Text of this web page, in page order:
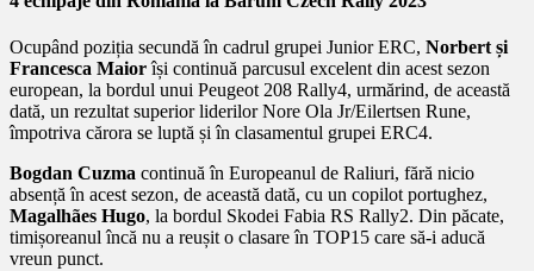
Ocupând poziția secundă în cadrul grupei Junior ERC, Norbert și
Francesca Maiorîși continuă parcusul excelent din acest sezon
european, la bordul unui Peugeot 208 Rally4, urmărind, de această
dată, un rezultat superior liderilor Nore Ola Jr/Eilertsen Rune,
împotriva cărora se luptă și în clasamentul grupei ERC4.
Bogdan Cuzma continuă în Europeanul de Raliuri, fără nicio
absență în acest sezon, de această dată, cu un copilot portughez,
Magalhães Hugo, la bordul Skodei Fabia RS Rally2. Din păcate,
timișoreanul încă nu a reușit o clasare în TOP15 care să-i aducă
vreun punct.